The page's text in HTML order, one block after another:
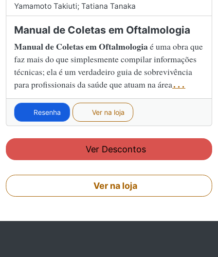
Yamamoto Takiuti; Tatiana Tanaka
Manual de Coletas em Oftalmologia
Manual de Coletas em Oftalmologiaé uma obra que
faz mais do que simplesmente compilar informações
técnicas; ela é um verdadeiro guia de sobrevivência
para profissionais da saúde que atuam na área...
Resenha Ver na loja
Ver Descontos
Ver na loja